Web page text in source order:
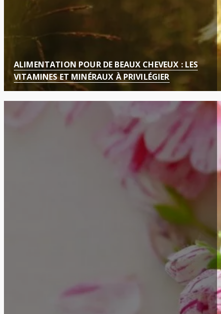
ALIMENTATION POUR DE BEAUX CHEVEUX : LES
VITAMINES ET MINÉRAUX À PRIVILÉGIER